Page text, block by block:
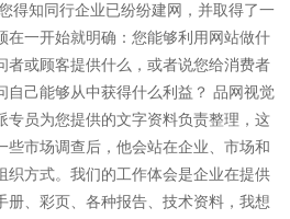
得知同行企业已纷纷建网，并取得了一
在一开始就明确：您能够利用网站做什
者或顾客提供什么，或者说您给消费者
自己能够从中获得什么利益？ 品网视觉
专员为您提供的文字资料负责整理，这
些市场调查后，他会站在企业、市场和
织方式。我们的工作体会是企业在提供
册、彩页、各种报告、技术资料，我想